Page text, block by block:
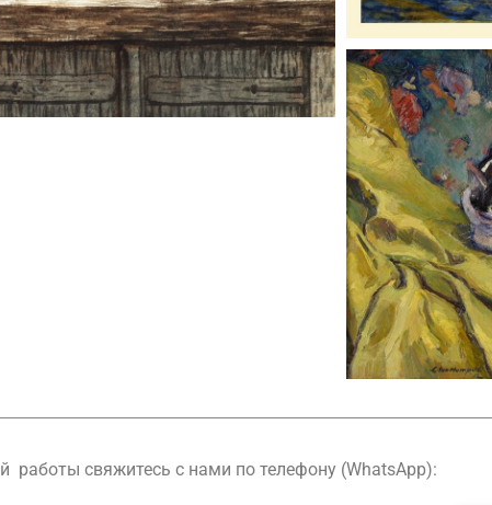
работы свяжитесь с нами по телефону (WhatsApp):